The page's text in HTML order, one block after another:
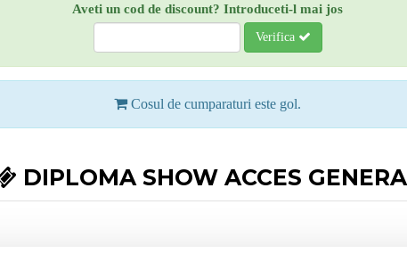
Aveti un cod de discount? Introduceti-l mai jos
Verifica
Cosul de cumparaturi este gol.
DIPLOMA SHOW ACCES